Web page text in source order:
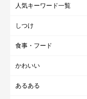
人気キーワード一覧
しつけ
食事・フード
かわいい
あるある